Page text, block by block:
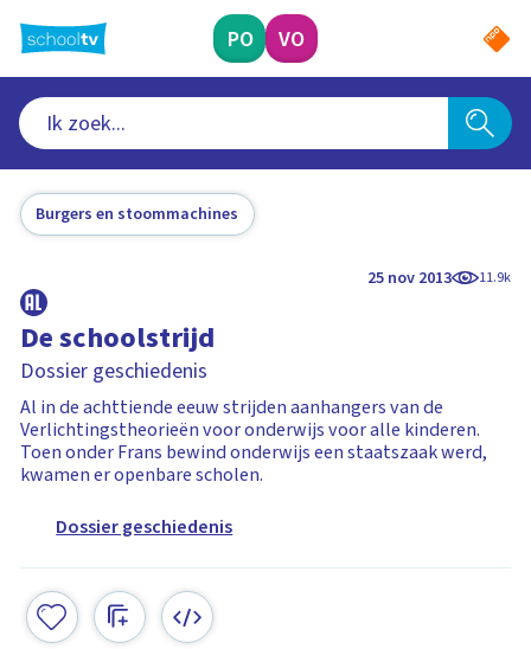
naar
hoofdinhoud
PO VO
Burgers en stoommachines
25 nov 2013 11.9k
De schoolstrijd
Dossier geschiedenis
Al in de achttiende eeuw strijden aanhangers van de
Verlichtingstheorieën voor onderwijs voor alle kinderen.
Toen onder Frans bewind onderwijs een staatszaak werd,
kwamen er openbare scholen.
Dossier geschiedenis